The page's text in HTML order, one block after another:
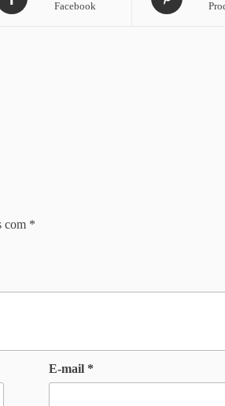
Facebook
com *
E-mail *